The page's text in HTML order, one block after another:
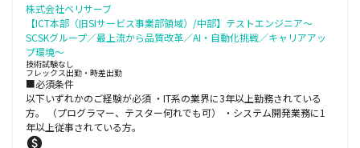
株式会社ベリサーブ
【ICT本部（旧SIサービス事業部領域）/中部】テストエンジニア～
SCSKグループ／最上流から品質改革／AI・自動化挑戦／キャリアアッ
プ環境～
技術試験なし
フレックス出勤・時差出勤
■必須条件
以下いずれかのご経験が必須 ・IT系の業界に3年以上勤務されている
方。 （プログラマー、テスター何れでも可） ・システム開発業務に1
年以上従事されている方。